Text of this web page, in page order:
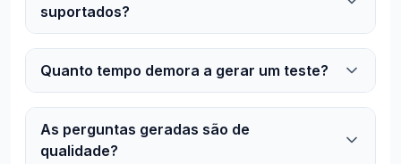
suportados?
Quanto tempo demora a gerar um teste?
As perguntas geradas são de
qualidade?